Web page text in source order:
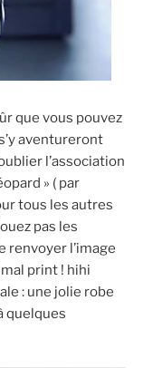
que vous pouvez
aventureront
l’association
» ( par
tous les autres
pas les
renvoyer l’image
print ! hihi
: une jolie robe
quelques